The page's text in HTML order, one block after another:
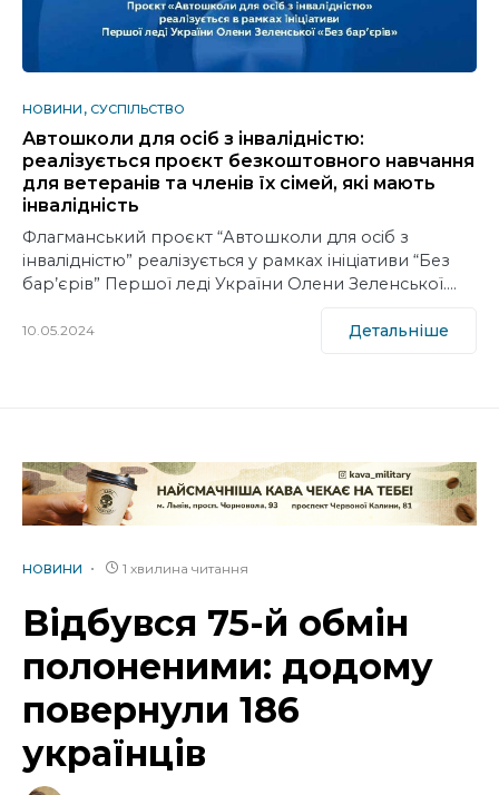
НОВИНИ СУСПІЛЬСТВО
Автошколи для осіб з інвалідністю:
реалізується проєкт безкоштовного навчання
для ветеранів та членів їх сімей, які мають
інвалідність
Флагманський проєкт “Автошколи для осіб з
інвалідністю” реалізується у рамках ініціативи “Без
бар’єрів” Першої леді України Олени Зеленської.…
10.05.2024 Детальніше
НОВИНИ 1 хвилина читання
Відбувся 75-й обмін
полоненими: додому
повернули 186
українців